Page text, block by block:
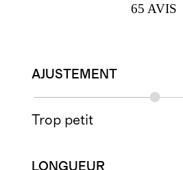
65 AVIS
AJUSTEMENT
Trop petit
LONGUEUR